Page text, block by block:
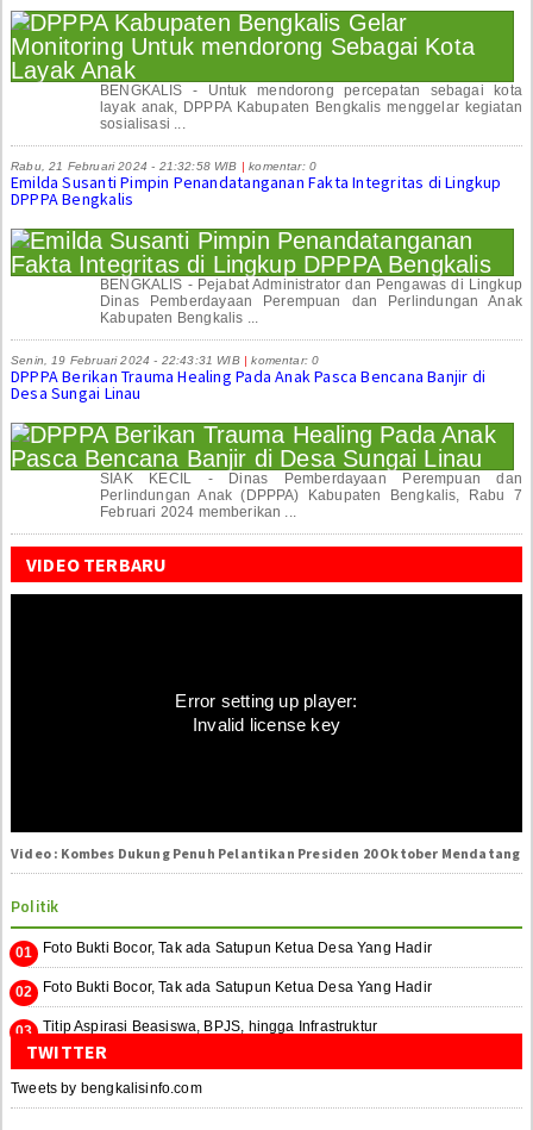
BENGKALIS - Untuk mendorong percepatan sebagai kota
layak anak, DPPPA Kabupaten Bengkalis menggelar kegiatan
sosialisasi ...
Rabu, 21 Februari 2024 - 21:32:58 WIB | komentar: 0
Emilda Susanti Pimpin Penandatanganan Fakta Integritas di Lingkup
DPPPA Bengkalis
BENGKALIS - Pejabat Administrator dan Pengawas di Lingkup
Dinas Pemberdayaan Perempuan dan Perlindungan Anak
Kabupaten Bengkalis ...
Senin, 19 Februari 2024 - 22:43:31 WIB | komentar: 0
DPPPA Berikan Trauma Healing Pada Anak Pasca Bencana Banjir di
Desa Sungai Linau
SIAK KECIL - Dinas Pemberdayaan Perempuan dan
Perlindungan Anak (DPPPA) Kabupaten Bengkalis, Rabu 7
Februari 2024 memberikan ...
VIDEO TERBARU
Error setting up player:
Invalid license key
Video : Kombes Dukung Penuh Pelantikan Presiden 20 Oktober Mendatang
Politik
Foto Bukti Bocor, Tak ada Satupun Ketua Desa Yang Hadir
Foto Bukti Bocor, Tak ada Satupun Ketua Desa Yang Hadir
Titip Aspirasi Beasiswa, BPJS, hingga Infrastruktur
TWITTER
Tweets by bengkalisinfo.com